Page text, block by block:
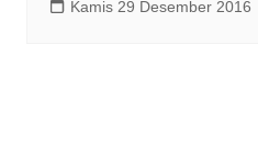
Kamis 29 Desember 2016